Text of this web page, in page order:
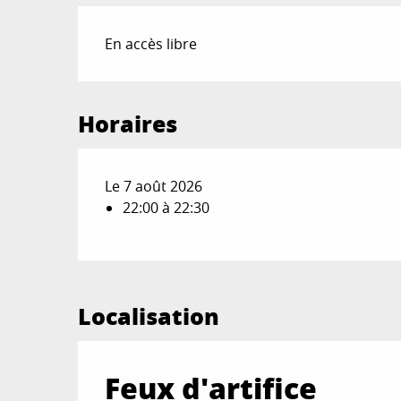
En accès libre
Horaires
Le 7 août 2026
22:00 à 22:30
Localisation
Feux d'artifice